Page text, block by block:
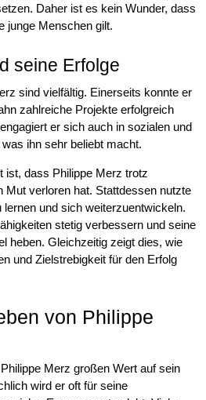
Daher ist es kein Wunder, dass
junge Menschen gilt.
seine Erfolge
sind vielfältig. Einerseits konnte er
zahlreiche Projekte erfolgreich
er sich auch in sozialen und
ihn sehr beliebt macht.
ist, dass Philippe Merz trotz
Mut verloren hat. Stattdessen nutzte
und sich weiterzuentwickeln.
stetig verbessern und seine
heben. Gleichzeitig zeigt dies, wie
und Zielstrebigkeit für den Erfolg
von Philippe
Merz großen Wert auf sein
wird er oft für seine